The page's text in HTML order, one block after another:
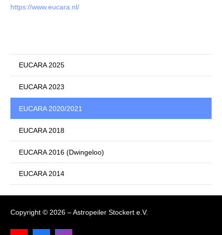
https://www.eucara.nl/
EUCARA 2025
EUCARA 2023
EUCARA 2020/2021
EUCARA 2018
EUCARA 2016 (Dwingeloo)
EUCARA 2014
Copyright © 2026 – Astropeiler Stockert e.V.